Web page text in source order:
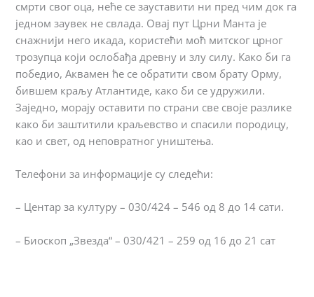
смрти свог оца, неће се зауставити ни пред чим док га
једном заувек не свлада. Овај пут Црни Манта је
снажнији него икада, користећи моћ митског црног
трозупца који ослобађа древну и злу силу. Како би га
победио, Аквамен ће се обратити свом брату Орму,
бившем краљу Атлантиде, како би се удружили.
Заједно, морају оставити по страни све своје разлике
како би заштитили краљевство и спасили породицу,
као и свет, од неповратног уништења.
Телефони за информације су следећи:
– Центар за културу – 030/424 – 546 од 8 до 14 сати.
– Биоскоп „Звезда“ – 030/421 – 259 од 16 до 21 сат